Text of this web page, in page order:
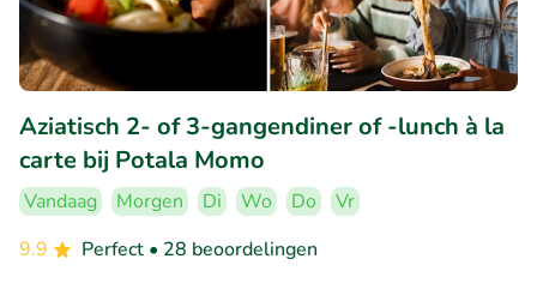
Aziatisch 2- of 3-gangendiner of -lunch à la
carte bij Potala Momo
Vandaag Morgen Di Wo Do
Vr
9.9
Perfect • 28 beoordelingen